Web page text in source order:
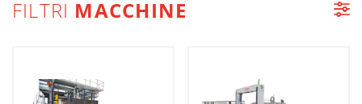
FILTRI MACCHINE